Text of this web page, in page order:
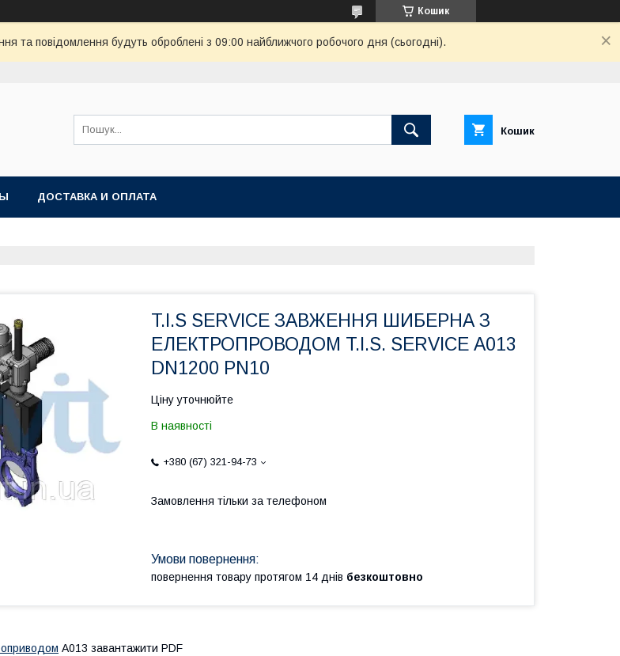
Кошик
та повідомлення будуть оброблені з 09:00 найближчого робочого дня (сьогодні).
Кошик
ДОСТАВКА И ОПЛАТА
T.I.S SERVICE ЗАВЖЕННЯ ШИБЕРНА З
ЕЛЕКТРОПРОВОДОМ T.I.S. SERVICE А013
DN1200 PN10
Ціну уточнюйте
В наявності
+380 (67) 321-94-73
Замовлення тільки за телефоном
повернення товару протягом 14 днів безкоштовно
А013 завантажити PDF